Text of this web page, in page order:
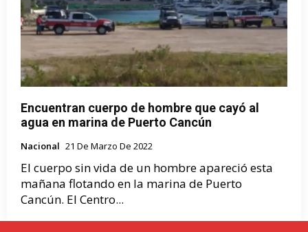
Encuentran cuerpo de hombre que cayó al
agua en marina de Puerto Cancún
Nacional 21 De Marzo De 2022
El cuerpo sin vida de un hombre apareció esta
mañana flotando en la marina de Puerto
Cancún. El Centro...